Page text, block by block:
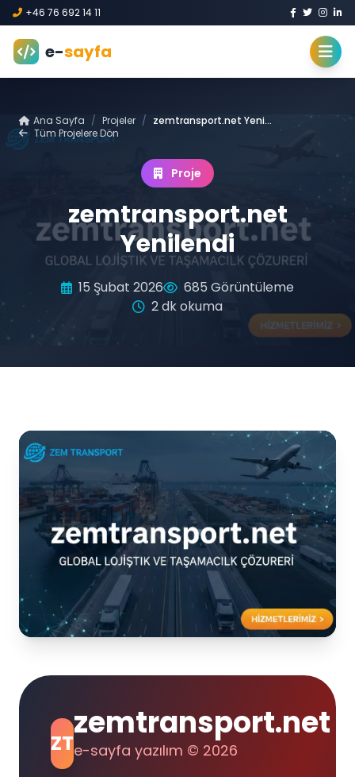
+46 76 692 14 11
e-sayfa
Ana Sayfa / Projeler /
zemtransport.net Yenilendi
Tüm Projelere Dön
Proje
zemtransport.net
Yenilendi
15 Şubat 2026
685 Görüntüleme
2 dk okuma
ZT
zemtransport.net
e-sayfa yazılım © 2026